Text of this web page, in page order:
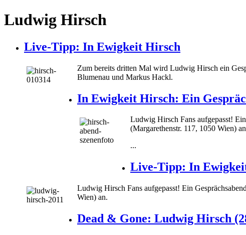
Ludwig Hirsch
Live-Tipp: In Ewigkeit Hirsch
Zum bereits dritten Mal wird Ludwig Hirsch ein
Blumenau und Markus Hackl.
In Ewigkeit Hirsch: Ein
Ludwig Hirsch Fans aufgepasst!
(Margarethenstr. 117, 1050 Wien)
...
Live-Tipp: In
Ludwig Hirsch Fans aufgepasst! Ein
Wien) an.
Dead & Gone: Ludwig Hirsch